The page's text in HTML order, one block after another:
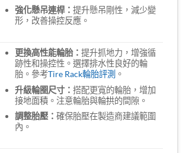
強化懸吊連桿： 提升懸吊剛性，減少變
形，改善操控反應。
更換高性能輪胎： 提升抓地力，增強循
跡性和操控性。選擇排水性良好的輪
胎。參考Tire Rack輪胎評測 。
升級輪圈尺寸： 搭配更寬的輪胎，增加
接地面積。注意輪胎與輪拱的間隙。
調整胎壓： 確保胎壓在製造商建議範圍
內。